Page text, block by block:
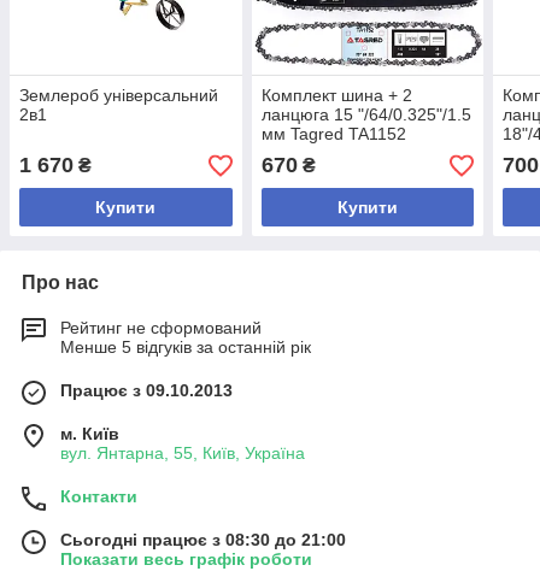
Землероб універсальний
2в1
1 670 ₴
Купити
Комплект шина + 2
ланцюга 15 "/64/0.325"/1.5
мм Tagred TA1152
670₴
Купити
18"/
700
Про нас
Рейтинг не сформований
Менше 5 відгуків за останній рік
Працює з 09.10.2013
м. Київ
вул. Янтарна, 55, Київ, Україна
Контакти
Сьогодні працює з 08:30 до 21:00
Показати весь графік роботи